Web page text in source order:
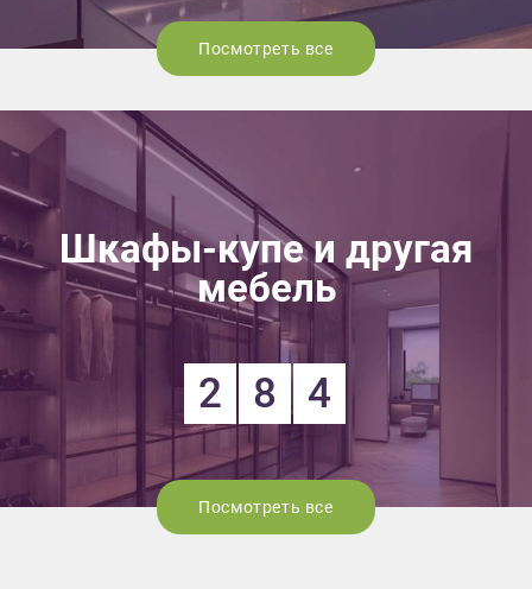
Посмотреть все
Шкафы-купе и другая
мебель
2 8 4
Посмотреть все